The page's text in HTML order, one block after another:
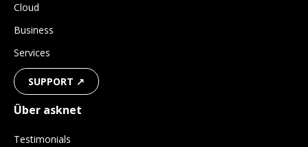
Cloud
Business
Services
SUPPORT ↗
Über asknet
Testimonials